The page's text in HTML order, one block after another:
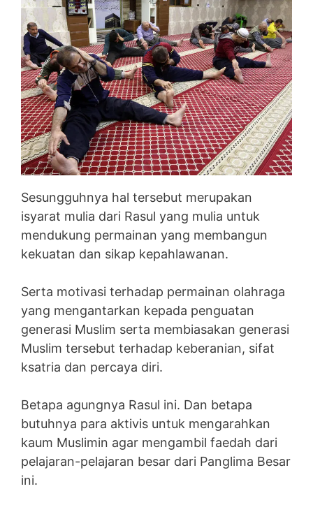
Sesungguhnya hal tersebut merupakan
isyarat mulia dari Rasul yang mulia untuk
mendukung permainan yang membangun
kekuatan dan sikap kepahlawanan.
Serta motivasi terhadap permainan olahraga
yang mengantarkan kepada penguatan
generasi Muslim serta membiasakan generasi
Muslim tersebut terhadap keberanian, sifat
ksatria dan percaya diri.
Betapa agungnya Rasul ini. Dan betapa
butuhnya para aktivis untuk mengarahkan
kaum Muslimin agar mengambil faedah dari
pelajaran-pelajaran besar dari Panglima Besar
ini.